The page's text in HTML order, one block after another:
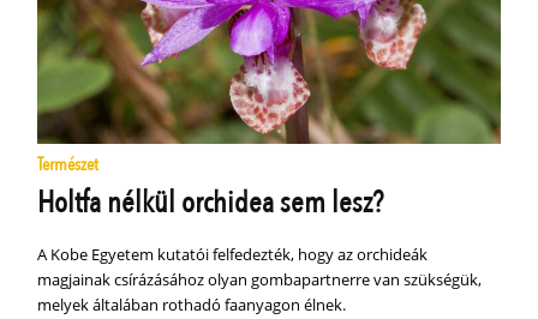
Természet
Holtfa nélkül orchidea sem lesz?
A Kobe Egyetem kutatói felfedezték, hogy az orchideák
magjainak csírázásához olyan gombapartnerre van szükségük,
melyek általában rothadó faanyagon élnek.